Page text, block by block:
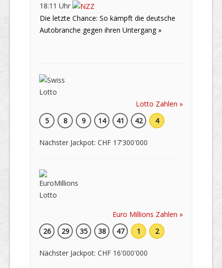
18:11 Uhr
Die letzte Chance: So kämpft die deutsche
Autobranche gegen ihren Untergang »
Lotto Zahlen »
5
8 9 14 41 42 4
Nächster Jackpot: CHF 17'300'000
Euro Millions Zahlen »
26
29 35 38 47 1 2
Nächster Jackpot: CHF 16'000'000